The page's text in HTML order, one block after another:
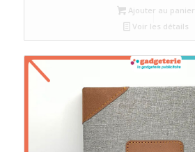
Ajouter au panier
Voir les détails